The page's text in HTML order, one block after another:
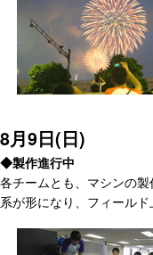
8月9日(日)
◆製作進行中
各チームとも、マシンの
系が形になり、フィールド